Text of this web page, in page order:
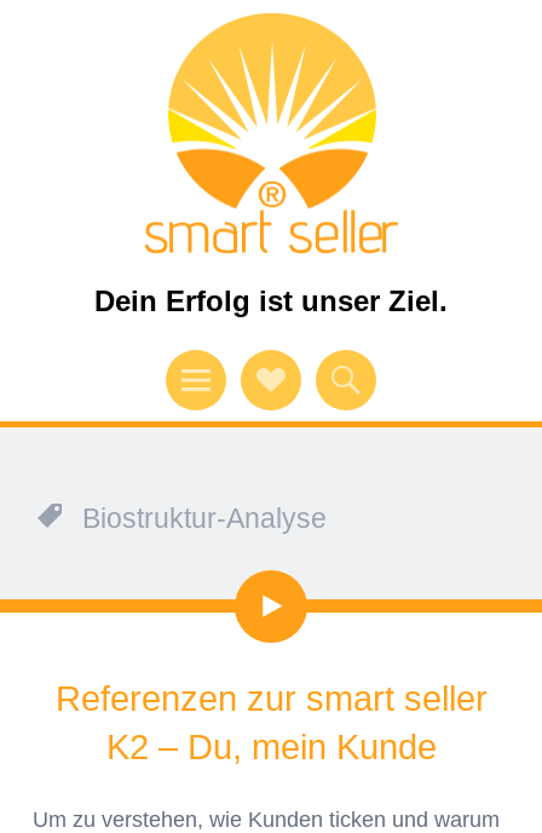
Dein Erfolg ist unser Ziel.
Menü
Verweise
Medien
Suchen
Biostruktur-Analyse
Video
Referenzen zur smart seller
K2 – Du, mein Kunde
Um zu verstehen, wie Kunden ticken und warum